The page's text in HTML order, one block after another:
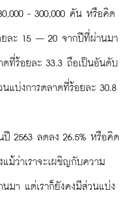
- 300,000 คัน หรือคิด
ยละ 15 – 20 จากปีที่ผ่านมา
ดที่ร้อยละ 33.3 ถือเป็นอันดับ
แบ่งการตลาดที่ร้อยละ 30.8
ปี 2563 ลดลง 26.5% หรือคิด
ม้ว่าเราจะเผชิญกับความ
มา แต่เราก็ยังคงมีส่วนแบ่ง